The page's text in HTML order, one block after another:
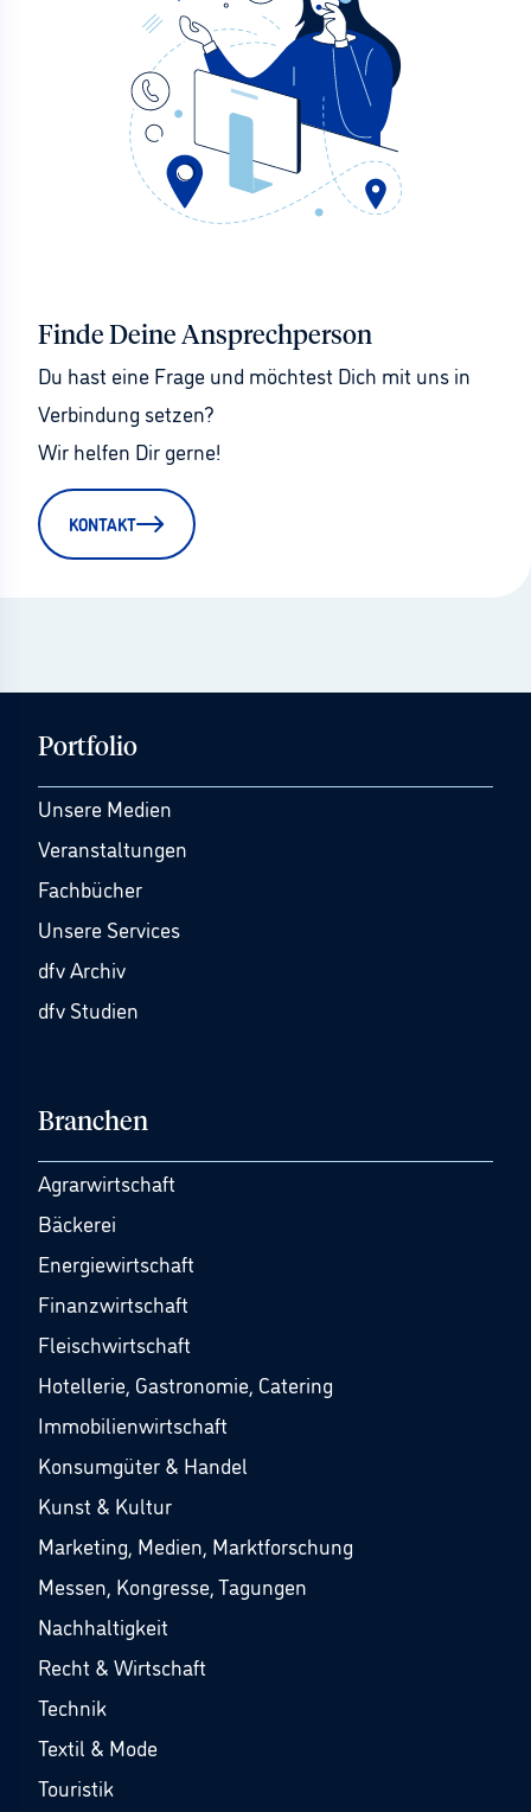
Finde Deine Ansprechperson
Du hast eine Frage und möchtest Dich mit uns in
Verbindung setzen?
Wir helfen Dir gerne!
KONTAKT
Portfolio
Unsere Medien
Veranstaltungen
Fachbücher
Unsere Services
dfv Archiv
dfv Studien
Branchen
Agrarwirtschaft
Bäckerei
Energiewirtschaft
Finanzwirtschaft
Fleischwirtschaft
Hotellerie, Gastronomie, Catering
Immobilienwirtschaft
Konsumgüter & Handel
Kunst & Kultur
Marketing, Medien, Marktforschung
Messen, Kongresse, Tagungen
Nachhaltigkeit
Recht & Wirtschaft
Technik
Textil & Mode
Touristik